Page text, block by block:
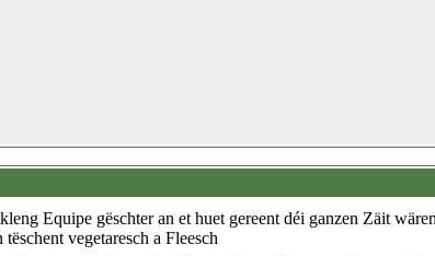
Equipe gëschter an et huet gereent déi ganzen Zäit
vegetaresch a Fleesch